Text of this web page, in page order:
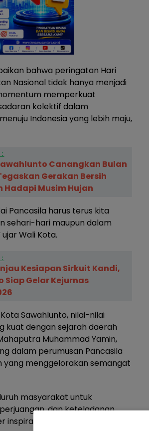
bahwa peringatan Hari
Nasional tidak hanya menjadi
memperkuat
kolektif dalam
Indonesia yang lebih maju,
Canangkan Bulan
Gerakan Bersih
Hadapi Musim Hujan
Pancasila harus terus kita
sehari-hari maupun dalam
Wali Kota.
Kesiapan Sirkuit Kandi,
Siap Gelar Kejurnas
Sawahlunto, nilai-nilai
kuat dengan sejarah daerah
Muhammad Yamin,
dalam perumusan Pancasila
yang menggelorakan semangat
masyarakat untuk
dan keteladanan
inspirasi dalam pembangunan